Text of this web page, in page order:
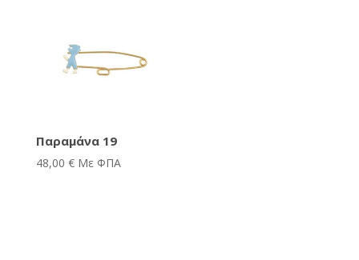
Παραμάνα 19
48,00 € Με ΦΠΑ